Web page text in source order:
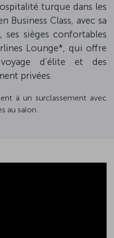
turque dans les
Business Class, avec sa
sièges confortables
Lounge*, qui offre
d’élite et des
privées.
à un surclassement avec
au salon.